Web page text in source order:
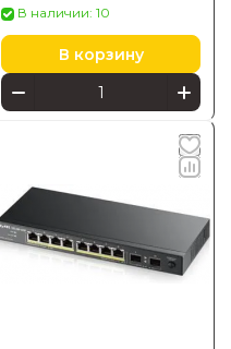
В наличии: 10
В корзину